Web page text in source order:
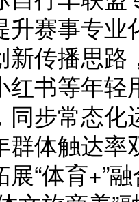
升赛事专业
传播思路
红书等年
同步常态
群体触达
体育+”融